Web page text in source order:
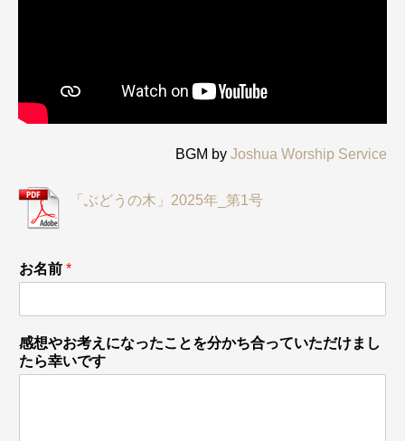
BGM by Joshua Worship Service
「ぶどうの木」2025年_第1号
お名前 *
感想やお考えになったことを分かち合っていただけまし
たら幸いです